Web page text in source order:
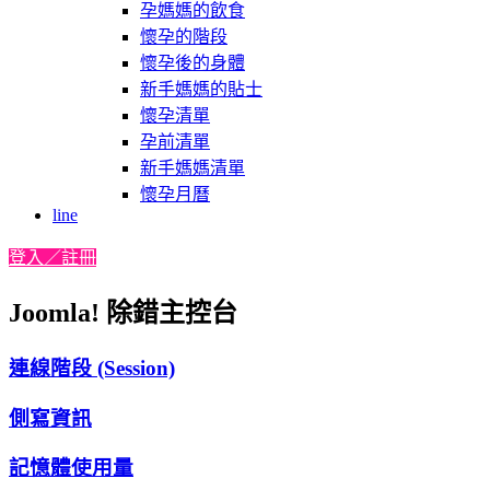
孕媽媽的飲食
懷孕的階段
懷孕後的身體
新手媽媽的貼士
懷孕清單
孕前清單
新手媽媽清單
懷孕月曆
line
登入／註冊
Joomla! 除錯主控台
連線階段 (Session)
側寫資訊
記憶體使用量